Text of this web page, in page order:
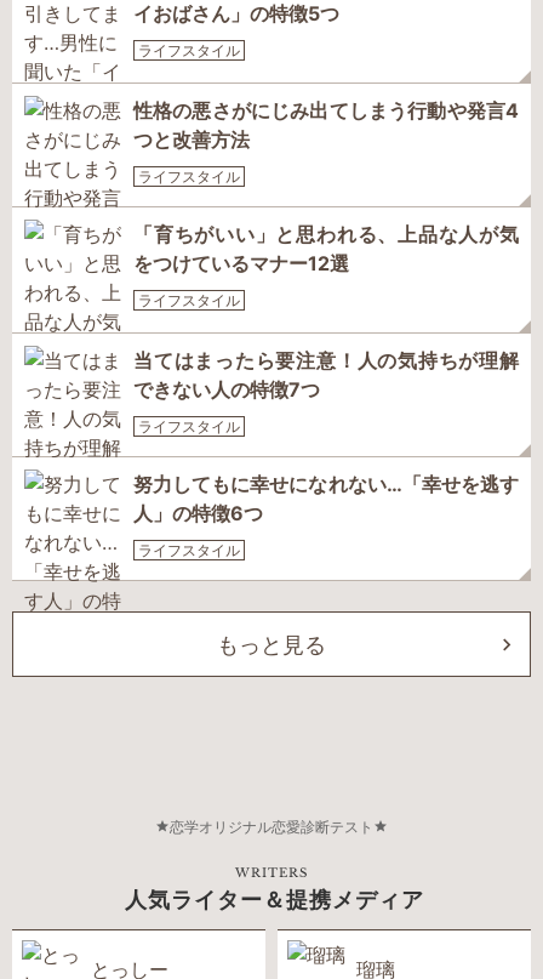
イおばさん」の特徴5つ
ライフスタイル
性格の悪さがにじみ出てしまう行動や発言4
つと改善方法
ライフスタイル
「育ちがいい」と思われる、上品な人が気
をつけているマナー12選
ライフスタイル
当てはまったら要注意！人の気持ちが理解
できない人の特徴7つ
ライフスタイル
努力してもに幸せになれない…「幸せを逃す
人」の特徴6つ
ライフスタイル
もっと見る
恋学オリジナル恋愛診断テスト
WRITERS
人気ライター＆提携メディア
とっしー 瑠璃